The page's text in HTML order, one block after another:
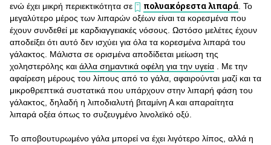
ενώ έχει μικρή περιεκτικότητα σε πολυακόρεστα λιπαρά . Το
μεγαλύτερο μέρος των λιπαρών οξέων είναι τα κορεσμένα που
έχουν συνδεθεί με καρδιαγγειακές νόσους. Ωστόσο μελέτες έχουν
αποδείξει ότι αυτό δεν ισχύει για όλα τα κορεσμένα λιπαρά του
γάλακτος. Μάλιστα σε ορισμένα αποδίδεται μείωση της
χοληστερόλης και άλλα σημαντικά οφέλη για την υγεία . Με την
αφαίρεση μέρους του λίπους από το γάλα, αφαιρούνται μαζί και τα
μικροθρεπτικά συστατικά που υπάρχουν στην λιπαρή φάση του
γάλακτος, δηλαδή η λιποδιαλυτή βιταμίνη Α και απαραίτητα
λιπαρά οξέα όπως το συζευγμένο λινολεϊκό οξύ.
Το αποβουτυρωμένο γάλα μπορεί να έχει λιγότερο λίπος, αλλά η